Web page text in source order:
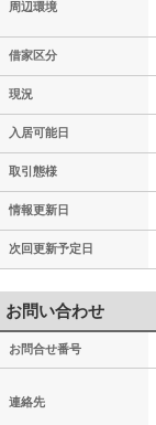
周辺環境
借家区分
現況
入居可能日
取引態様
情報更新日
次回更新予定日
お問い合わせ
お問合せ番号
連絡先